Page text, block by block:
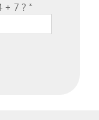
+ 7 ? *